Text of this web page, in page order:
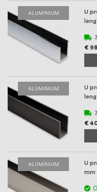
ALUMINIUM
U
€
ALUMINIUM
U
€
ALUMINIUM
U
mm